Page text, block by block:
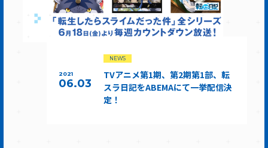
2021
06.03
NEWS
TVアニメ第1期、第2期第1部、転
スラ日記をABEMAにて一挙配信決
定！